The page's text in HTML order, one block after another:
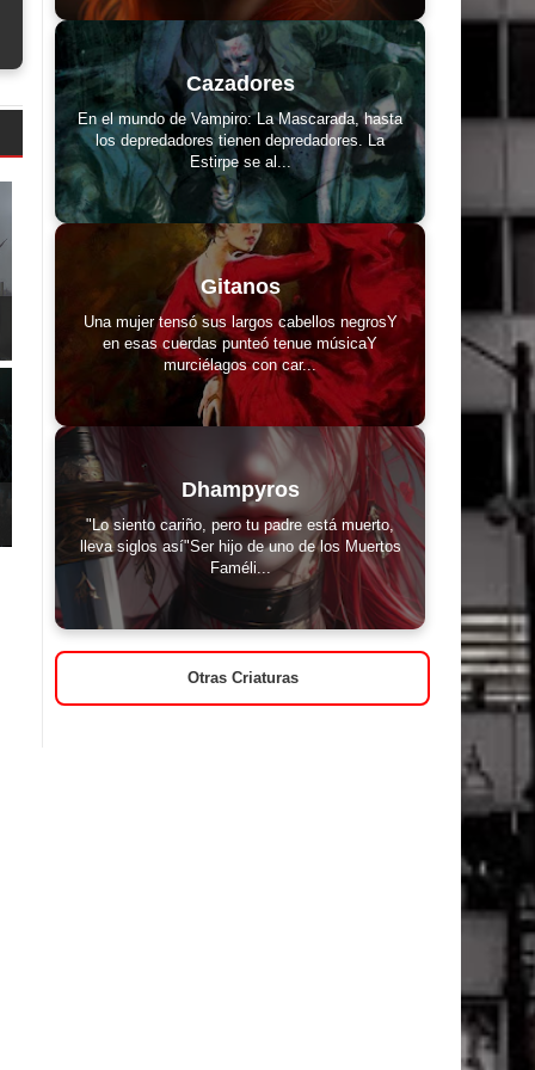
Cazadores
En el mundo de Vampiro: La Mascarada, hasta
los depredadores tienen depredadores. La
Estirpe se al...
Gitanos
Una mujer tensó sus largos cabellos negrosY
en esas cuerdas punteó tenue músicaY
murciélagos con car...
Dhampyros
"Lo siento cariño, pero tu padre está muerto,
lleva siglos así"Ser hijo de uno de los Muertos
Faméli...
Otras Criaturas